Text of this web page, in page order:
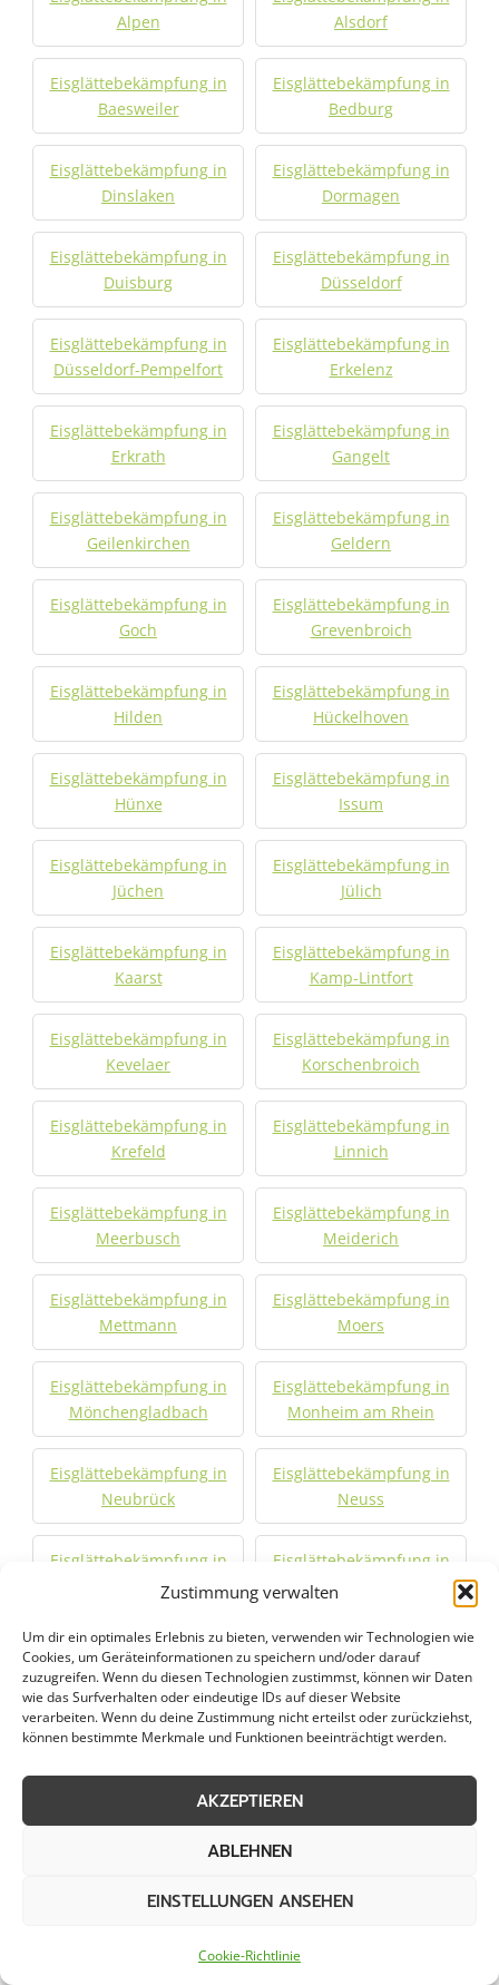
Zustimmung verwalten
Um dir ein optimales Erlebnis zu bieten, verwenden wir Technologien wie
Cookies, um Geräteinformationen zu speichern und/oder darauf
zuzugreifen. Wenn du diesen Technologien zustimmst, können wir Daten
wie das Surfverhalten oder eindeutige IDs auf dieser Website
verarbeiten. Wenn du deine Zustimmung nicht erteilst oder zurückziehst,
können bestimmte Merkmale und Funktionen beeinträchtigt werden.
AKZEPTIEREN
ABLEHNEN
EINSTELLUNGEN ANSEHEN
Cookie-Richtlinie
Alpen
Alsdorf
Eisglättebekämpfung in
Baesweiler
Eisglättebekämpfung in
Bedburg
Eisglättebekämpfung in
Dinslaken
Eisglättebekämpfung in
Dormagen
Eisglättebekämpfung in
Duisburg
Eisglättebekämpfung in
Düsseldorf
Eisglättebekämpfung in
Düsseldorf-Pempelfort
Eisglättebekämpfung in
Erkelenz
Eisglättebekämpfung in
Erkrath
Eisglättebekämpfung in
Gangelt
Eisglättebekämpfung in
Geilenkirchen
Eisglättebekämpfung in
Geldern
Eisglättebekämpfung in
Goch
Eisglättebekämpfung in
Grevenbroich
Eisglättebekämpfung in
Hilden
Eisglättebekämpfung in
Hückelhoven
Eisglättebekämpfung in
Hünxe
Eisglättebekämpfung in
Issum
Eisglättebekämpfung in
Jüchen
Eisglättebekämpfung in
Jülich
Eisglättebekämpfung in
Kaarst
Eisglättebekämpfung in
Kamp-Lintfort
Eisglättebekämpfung in
Kevelaer
Eisglättebekämpfung in
Korschenbroich
Eisglättebekämpfung in
Krefeld
Eisglättebekämpfung in
Linnich
Eisglättebekämpfung in
Meerbusch
Eisglättebekämpfung in
Meiderich
Eisglättebekämpfung in
Mettmann
Eisglättebekämpfung in
Moers
Eisglättebekämpfung in
Mönchengladbach
Eisglättebekämpfung in
Monheim am Rhein
Eisglättebekämpfung in
Neubrück
Eisglättebekämpfung in
Neuss
Eisglättebekämpfung in
Niederkrüchten
Eisglättebekämpfung in
Niederzier
Eisglättebekämpfung in
Ratingen
Eisglättebekämpfung in
Rheinberg
Eisglättebekämpfung in
Eisglättebekämpfung in
Eisglättebekämpfung in
Eisglättebekämpfung in
Eisglättebekämpfung in
Eisglättebekämpfung in